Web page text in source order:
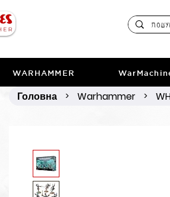
WARHAMMER
Головна > Warhammer >